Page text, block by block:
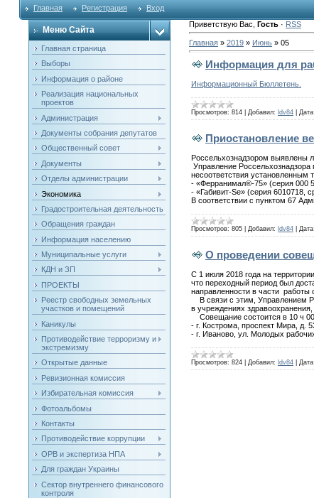
Главная Регистрация Вход
Меню Сайта
Главная страница
Выборы
Информация о районе
Реализация национальных
проектов
Администрация
Документы собрания депутатов
Общественный совет
Документы
Отделы администрации
Экономика
Градостроительная деятельность
Обращения граждан
Информация населению
Муниципальные услуги
КДН и ЗП
ПРОЕКТЫ
Реестр свободных земельных
участков и помещений
Каникулы
Противодействие терроризму и
экстремизму
Открытые данные
Ревизионная комиссия
Избирательная комиссия
Фотоальбомы
Контакты
Противодействие коррупции
ОРВ и экспертиза НПА
Для граждан Украины
Сектор внутреннего финансового
контроля
Приветствую Вас Гость· RSS
Главная» 2019 » Июнь » 05
Информация для
Информационный Бюллетень.
Просмотров: 814 Добавил: ldv84 Дата:
Приостановление
Россельхознадзором выявлены
Управление
несоответствия установленным
- «Ферранимал®-75» (серия 000
- «Габивит-Se» (серия 6010718,
В соответствии с пунктом 67
Просмотров: 805 Добавил: ldv84 Дата:
О проведении
С 1 июля 2018 года на
что переходный период был
направленности в части
В связи с этим, Управлением
в учреждениях
Совещание состоится в 10 ч
- г. Кострома, проспект Мира, д.
- г. Иваново, ул. Молодых
Просмотров: 824 Добавил: ldv84 Дата: